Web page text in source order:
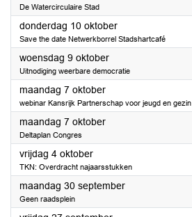
De Watercirculaire Stad
donderdag 10 oktober2024
Save the date Netwerkborrel Stadshartcafé
woensdag 9 oktober2024
Uitnodiging weerbare democratie
maandag 7 oktober2024
webinar Kansrijk Partnerschap voor jeugd en gezin
maandag 7 oktober2024
Deltaplan Congres
vrijdag 4 oktober2024
TKN: Overdracht najaarsstukken
maandag 30 september2024
Geen raadsplein